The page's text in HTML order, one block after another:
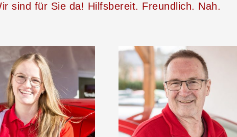
sind für Sie da! Hilfsbereit. Freundlich. Nah.